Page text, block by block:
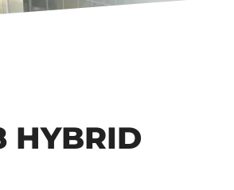
HYBRID